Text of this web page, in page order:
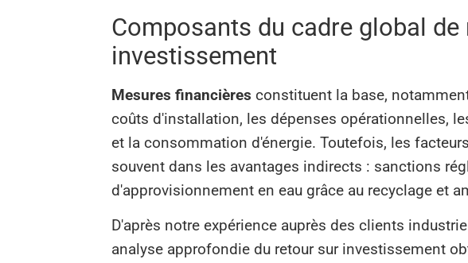
Composants du cadre global de
investissement
Mesures financières constituent la base,
coûts d'installation, les dépenses opérationnelles,
et la consommation d'énergie. Toutefois, les
souvent dans les avantages indirects : sanctions
d'approvisionnement en eau grâce au recyclage et
D'après notre expérience auprès des clients
analyse approfondie du retour sur investissement